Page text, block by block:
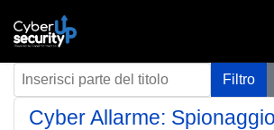
Inserisci parte del titolo Filtro
Cyber Allarme: Spionaggio